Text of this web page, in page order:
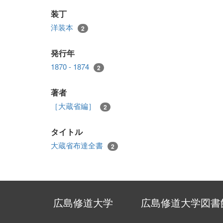
装丁
洋装本 2
発行年
1870 - 1874 2
著者
［大蔵省編］ 2
タイトル
大蔵省布達全書 2
広島修道大学 広島修道大学図